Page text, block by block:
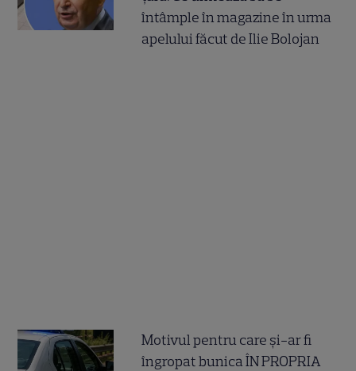
întâmple în magazine în urma
apelului făcut de Ilie Bolojan
Motivul pentru care și-ar fi
îngropat bunica ÎN PROPRIA